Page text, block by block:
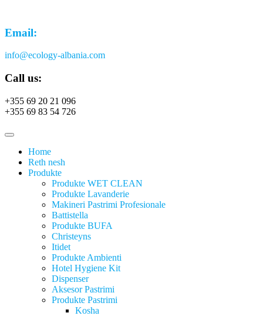
Email:
info@ecology-albania.com
Call us:
+355 69 20 21 096
+355 69 83 54 726
Home
Reth nesh
Produkte
Produkte WET CLEAN
Produkte Lavanderie
Makineri Pastrimi Profesionale
Battistella
Produkte BUFA
Christeyns
Itidet
Produkte Ambienti
Hotel Hygiene Kit
Dispenser
Aksesor Pastrimi
Produkte Pastrimi
Kosha